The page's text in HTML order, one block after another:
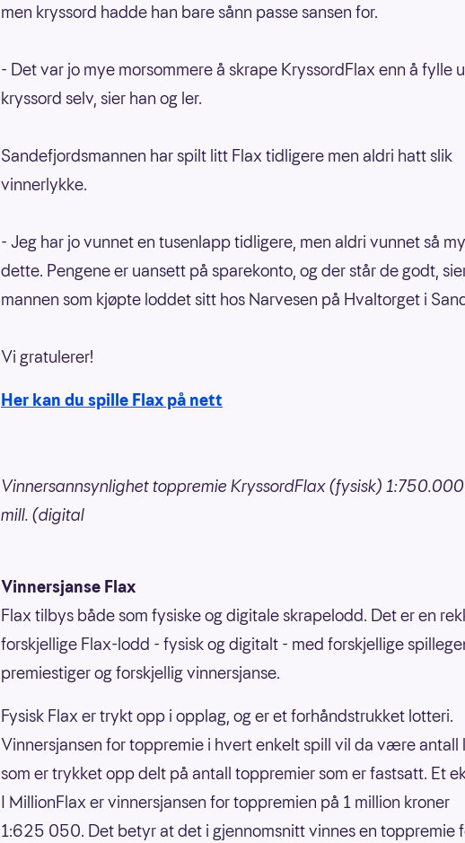
men kryssord hadde han bare sånn passe sansen for.
- Det var jo mye morsommere å skrape KryssordFlax enn å fylle
kryssord selv, sier han og ler.
Sandefjordsmannen har spilt litt Flax tidligere men aldri hatt slik
vinnerlykke.
- Jeg har jo vunnet en tusenlapp tidligere, men aldri vunnet så
dette. Pengene er uansett på sparekonto, og der står de godt,
mannen som kjøpte loddet sitt hos Narvesen på Hvaltorget i
Vi gratulerer!
Her kan du spille Flax på nett
Vinnersannsynlighet toppremie KryssordFlax (fysisk) 1:750.000
mill. (digital
Vinnersjanse Flax
Flax tilbys både som fysiske og digitale skrapelodd. Det er en
forskjellige Flax-lodd - fysisk og digitalt - med forskjellige
premiestiger og forskjellig vinnersjanse.
Fysisk Flax er trykt opp i opplag, og er et forhåndstrukket lotteri.
Vinnersjansen for toppremie i hvert enkelt spill vil da være antall
som er trykket opp delt på antall toppremier som er fastsatt. Et
I MillionFlax er vinnersjansen for toppremien på 1 million kroner
1:625 050. Det betyr at det i gjennomsnitt vinnes en toppremie